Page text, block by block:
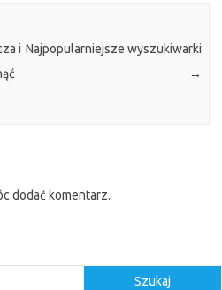
i Najpopularniejsze wyszukiwarki
→
dodać komentarz.
Szukaj